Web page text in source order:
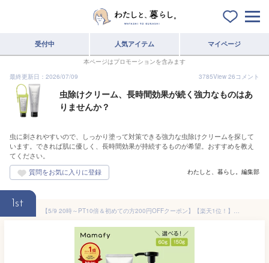
受付中 人気アイテム マイページ
本ページはプロモーションを含みます
最終更新日：2026/07/09
3785View 26コメント
虫除けクリーム、長時間効果が続く強力なものはあ
りませんか？
虫に刺されやすいので、しっかり塗って対策できる強力な虫除けクリームを探して
います。できれば肌に優しく、長時間効果が持続するものが希望。おすすめを教え
てください。
わたしと、暮らし。編集部
1st
【5/9 20時～PT10倍＆初めての方200円OFFクーポン】【楽天1位！】ママフィ しっかり虫よけクリーム （60g / 150g）赤ちゃん ベビー 子ども キッズ 虫除け ディート 防除用医薬部外品 無添加 無着色 低刺激 弱酸性 アルコールフリー スキンプロテクター 国産 製薬会社